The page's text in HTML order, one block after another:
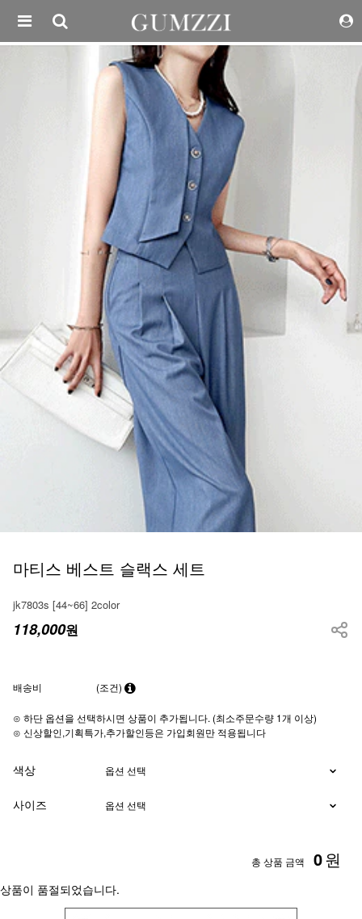
마티스 베스트 슬랙스 세트
jk7803s [44~66] 2color
118,000원
배송비 (조건)
⊙ 하단 옵션을 선택하시면 상품이 추가됩니다. (최소주문수량 1개 이상)
⊙ 신상할인,기획특가,추가할인등은 가입회원만 적용됩니다
색상
사이즈
총 상품 금액 0원
상품이 품절되었습니다.